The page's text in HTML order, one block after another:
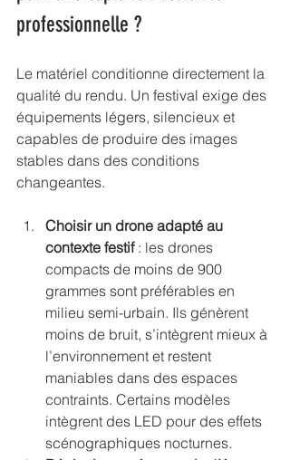
professionnelle ?
Le matériel conditionne directement la
qualité du rendu. Un festival exige des
équipements légers, silencieux et
capables de produire des images
stables dans des conditions
changeantes.
Choisir un drone adapté au
contexte festif : les drones
compacts de moins de 900
grammes sont préférables en
milieu semi-urbain. Ils génèrent
moins de bruit, s’intègrent mieux à
l’environnement et restent
maniables dans des espaces
contraints. Certains modèles
intègrent des LED pour des effets
scénographiques nocturnes.